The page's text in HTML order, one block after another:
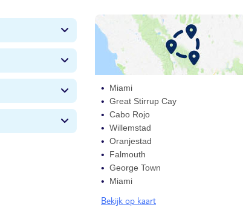
Miami
Great Stirrup Cay
Cabo Rojo
Willemstad
Oranjestad
Falmouth
George Town
Miami
Bekijk op kaart